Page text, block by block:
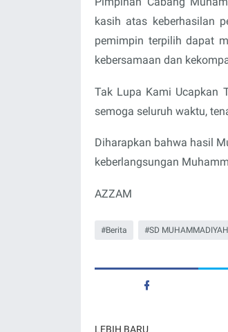
kasih atas keberhasilan
pemimpin terpilih dapat
kebersamaan dan
Tak Lupa Kami Ucapkan
semoga seluruh waktu,
Diharapkan bahwa hasil
keberlangsungan
AZZAM
Berita SD
LEBIH BARU